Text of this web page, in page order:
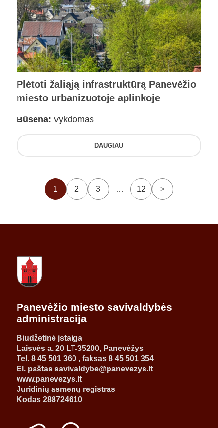
Plėtoti žaliąją infrastruktūrą Panevėžio
miesto urbanizuotoje aplinkoje
Būsena: Vykdomas
DAUGIAU
1 2 3 … 12 >
Panevėžio miesto savivaldybės
administracija
Biudžetinė įstaiga
Laisvės a. 20 LT-35200, Panevėžys
Tel. 8 45 501 360 , faksas 8 45 501 354
El. paštas savivaldybe@panevezys.lt
www.panevezys.lt
Juridinių asmenų registras
Kodas 288724610